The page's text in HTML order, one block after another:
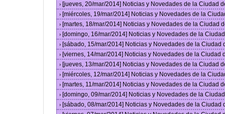
› [jueves, 20/mar/2014] Noticias y Novedades de la Ciudad
› [miércoles, 19/mar/2014] Noticias y Novedades de la
› [martes, 18/mar/2014] Noticias y Novedades de la Ciudad
› [domingo, 16/mar/2014] Noticias y Novedades de la
› [sábado, 15/mar/2014] Noticias y Novedades de la Ciudad
› [viernes, 14/mar/2014] Noticias y Novedades de la Ciudad
› [jueves, 13/mar/2014] Noticias y Novedades de la Ciudad
› [miércoles, 12/mar/2014] Noticias y Novedades de la
› [martes, 11/mar/2014] Noticias y Novedades de la Ciudad
› [domingo, 09/mar/2014] Noticias y Novedades de la
› [sábado, 08/mar/2014] Noticias y Novedades de la Ciudad